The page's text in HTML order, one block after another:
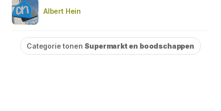
Albert Hein
Categorie tonen Supermarkt en boodschappen